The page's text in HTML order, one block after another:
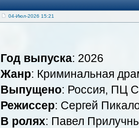
04-Июл-2026 15:21
Год выпуска: 2026
Жанр: Криминальная
Выпущено: Россия, ПЦ
Режиссер: Сергей
В ролях: Павел